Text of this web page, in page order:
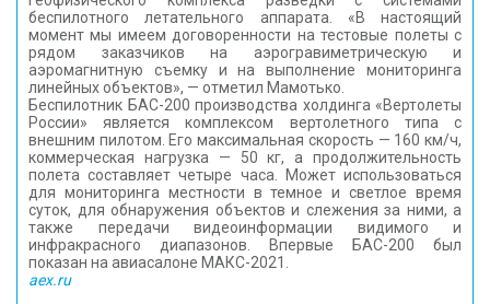
беспилотного летательного аппарата. «В настоящий
момент мы имеем договоренности на тестовые полеты с
рядом заказчиков на аэрогравиметрическую и
аэромагнитную съемку и на выполнение мониторинга
линейных объектов», — отметил Мамотько.
Беспилотник БАС-200 производства холдинга «Вертолеты
России» является комплексом вертолетного типа с
внешним пилотом. Его максимальная скорость — 160 км/ч,
коммерческая нагрузка — 50 кг, а продолжительность
полета составляет четыре часа. Может использоваться
для мониторинга местности в темное и светлое время
суток, для обнаружения объектов и слежения за ними, а
также передачи видеоинформации видимого и
инфракрасного диапазонов. Впервые БАС-200 был
показан на авиасалоне МАКС-2021.
aex.ru